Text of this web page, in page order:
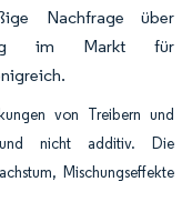
Nachfrage über
im Markt für
von Treibern und
und nicht additiv. Die
Mischungseffekte